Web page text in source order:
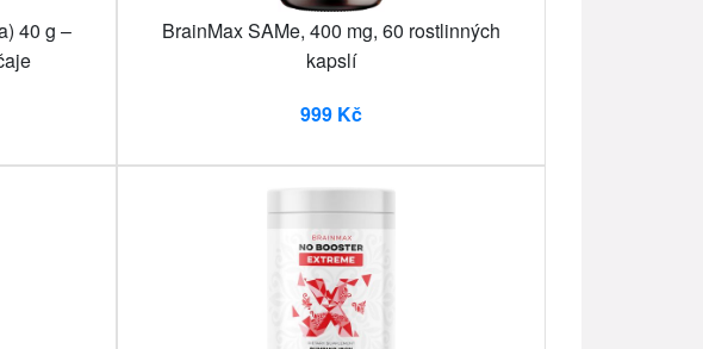
40 g –
BrainMax SAMe, 400 mg, 60 rostlinných
kapslí
999 Kč